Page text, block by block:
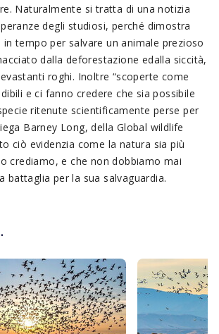
Naturalmente si tratta di una notizia
degli studiosi, perché dimostra
tempo per salvare un animale prezioso
dalla deforestazione edalla siccità,
roghi. Inoltre “scoperte come
e ci fanno credere che sia possibile
ritenute scientificamente perse per
Barney Long, della Global wildlife
ciò evidenzia come la natura sia più
crediamo, e che non dobbiamo mai
battaglia per la sua salvaguardia.